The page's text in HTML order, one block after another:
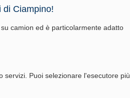
di Ciampino!
camion ed è particolarmente adatto
servizi. Puoi selezionare l'esecutore più